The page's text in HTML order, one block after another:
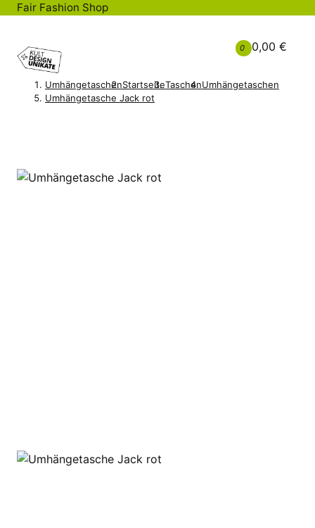
Fair Fashion Shop
0 0,00 €
UmhängetaschenStartseiteTaschenUmhängetaschen
Umhängetasche Jack rot